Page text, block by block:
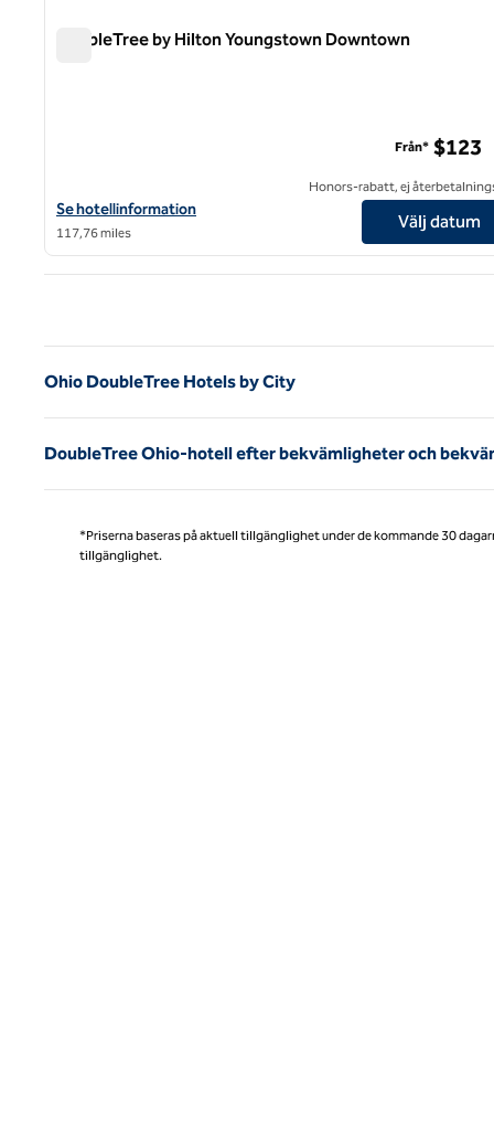
DoubleTree by Hilton Youngstown Downtown
Visa hotelluppgifter för DoubleTree by Hilton Youngstown
Se hotellinformation
117,76 miles
Från* $123
Honors-rabatt, ej
Välj datum
Ohio DoubleTree Hotels by City
DoubleTree Ohio-hotell efter bekvämligheter och
*Priserna baseras på aktuell tillgänglighet under de kommande 30
tillgänglighet.